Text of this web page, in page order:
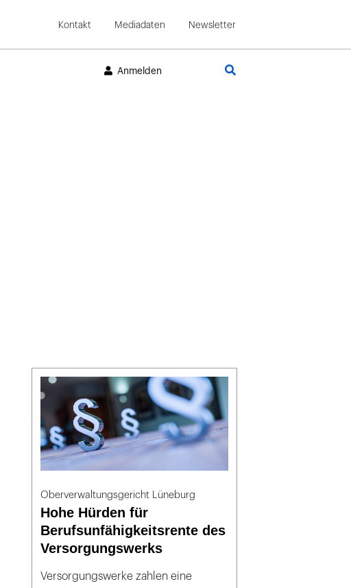
Kontakt Mediadaten Newsletter
Anmelden
Oberverwaltungsgericht Lüneburg
Hohe Hürden für
Berufsunfähigkeitsrente des
Versorgungswerks
Versorgungswerke zahlen eine